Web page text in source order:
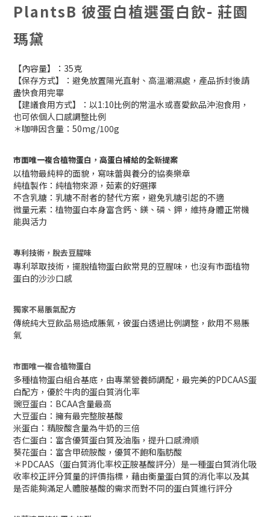
PlantsB 彼蛋白植選蛋白飲- 莊園
瑪黛
【內容量】：35克
【保存方式】：避免放置陽光直射、高溫潮濕處，產品拆封後請
盡快食用完畢
【建議食用方式】：以1:10比例的常溫水或喜愛飲品沖泡食用，
也可依個人口感調整比例
＊咖啡因含量：50mg/100g
市面唯一複合植物蛋白，高蛋白補給的全新提案
以植物最純粹的面貌，寫味蕾與養分的協奏樂章
純植製作：純植物來源，茹素的好選擇
不含乳糖：乳糖不耐者的替代方案，避免乳糖引起的不適
微量元素：植物蛋白本身富含鈣、鎂、磷、鉀，維持身體正常機
能與活力
專利技術，脫去豆腥味
專利萃取技術，擺脫植物蛋白飲常見的豆腥味，也沒有市面植物
蛋白的沙沙口感
獨家不易脹氣配方
傳統純大豆飲品易造成脹氣，彼蛋白透過比例調整，飲用不易脹
氣
市面唯一複合植物蛋白
多種植物蛋白組合基底，由專業營養師調配，最完美的PDCAAS蛋
白配方，優於牛肉的蛋白質消化率
豌豆蛋白：BCAA含量最高
大豆蛋白：擁有最完整胺基酸
米蛋白：精胺酸含量為牛奶的三倍
杏仁蛋白：富含優質蛋白質及油脂，提升口感滑順
葵花蛋白：富含甲硫胺酸，優質不飽和脂肪酸
＊PDCAAS（蛋白質消化率校正胺基酸評分）是一種蛋白質消化吸
收率校正評分質量的評價指標，藉由衡量蛋白質的消化率以及其
是否能夠滿足人體胺基酸的需求而對不同的蛋白質進行評分